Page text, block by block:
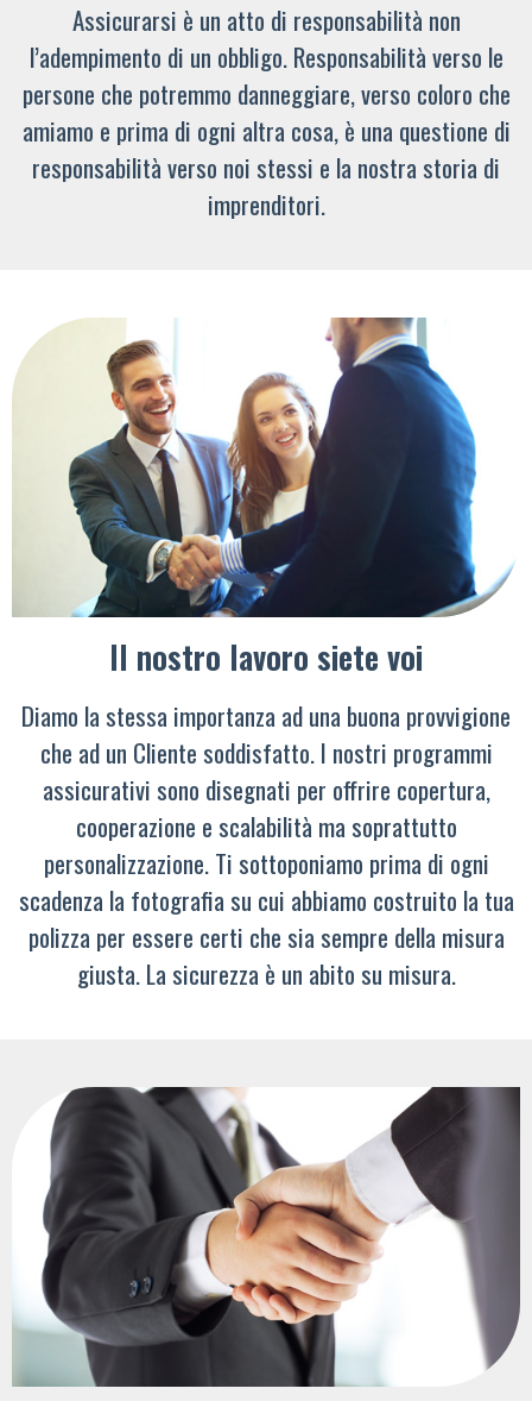
Assicurarsi è un atto di responsabilità non
l’adempimento di un obbligo. Responsabilità verso le
persone che potremmo danneggiare, verso coloro che
amiamo e prima di ogni altra cosa, è una questione di
responsabilità verso noi stessi e la nostra storia di
imprenditori.
Il nostro lavoro siete voi
Diamo la stessa importanza ad una buona provvigione
che ad un Cliente soddisfatto. I nostri programmi
assicurativi sono disegnati per offrire copertura,
cooperazione e scalabilità ma soprattutto
personalizzazione. Ti sottoponiamo prima di ogni
scadenza la fotografia su cui abbiamo costruito la tua
polizza per essere certi che sia sempre della misura
giusta. La sicurezza è un abito su misura.